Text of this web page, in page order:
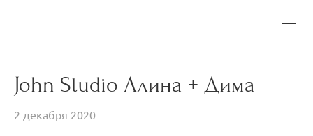
John Studio Алина + Дима
2 декабря 2020